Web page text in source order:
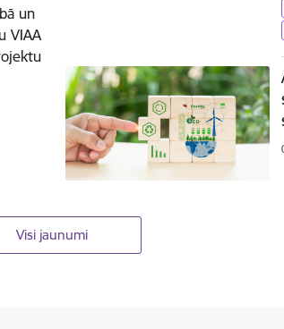
un
VIAA
Visi jaunumi